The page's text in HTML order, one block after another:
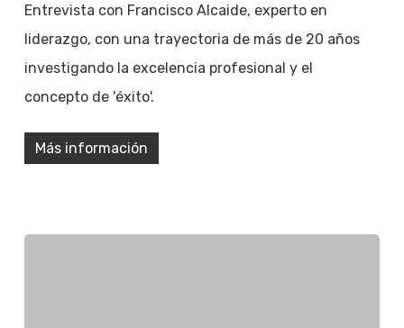
Entrevista con Francisco Alcaide, experto en
liderazgo, con una trayectoria de más de 20 años
investigando la excelencia profesional y el
concepto de 'éxito'.
Más información